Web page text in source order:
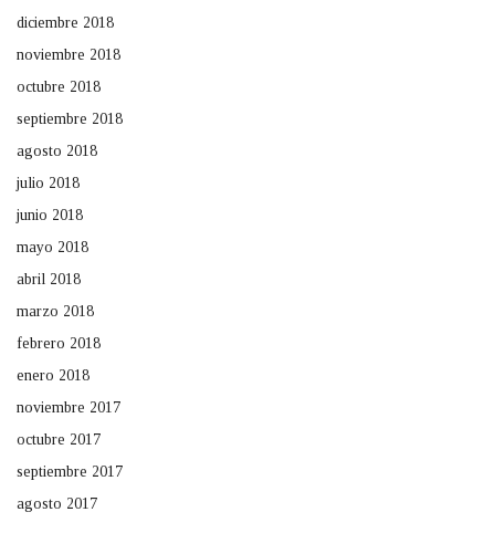
diciembre 2018
noviembre 2018
octubre 2018
septiembre 2018
agosto 2018
julio 2018
junio 2018
mayo 2018
abril 2018
marzo 2018
febrero 2018
enero 2018
noviembre 2017
octubre 2017
septiembre 2017
agosto 2017